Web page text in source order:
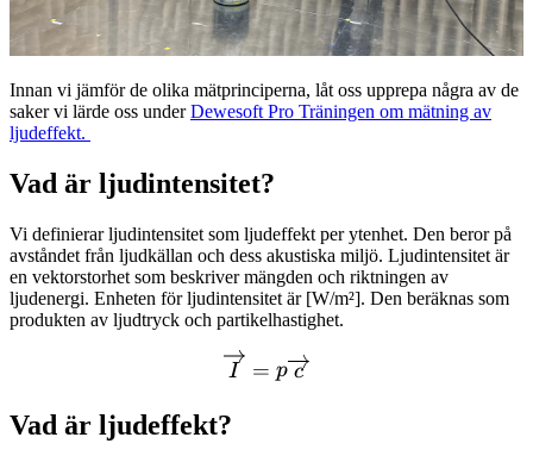
Innan vi jämför de olika mätprinciperna, låt oss upprepa några av de
saker vi lärde oss underDewesoft Pro Träningen om mätning av
ljudeffekt.
Vad är ljudintensitet?
Vi definierar ljudintensitet som ljudeffekt per ytenhet. Den beror på
avståndet från ljudkällan och dess akustiska miljö. Ljudintensitet är
en vektorstorhet som beskriver mängden och riktningen av
ljudenergi. Enheten för ljudintensitet är [W/m²]. Den beräknas som
produkten av ljudtryck och partikelhastighet.
\overrightarrow{I}=p
I = p c
Vad är ljudeffekt?